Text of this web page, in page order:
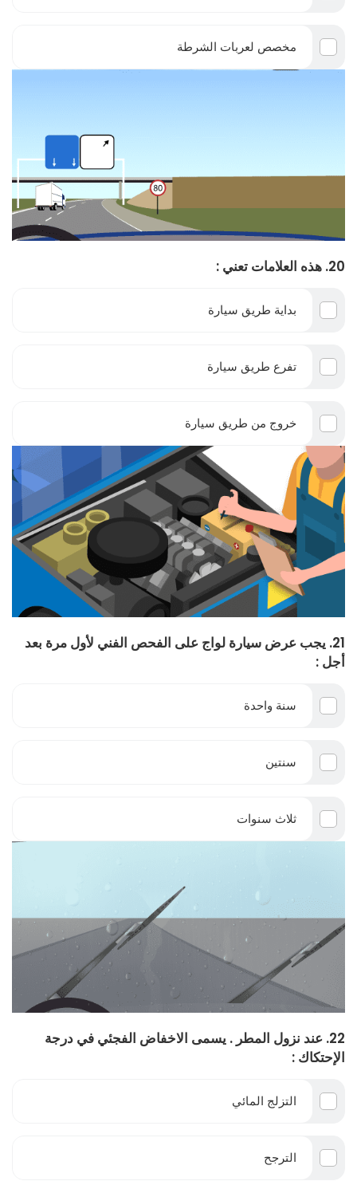
مخصص لعربات الشرطة
20. هذه العلامات تعني :
بداية طريق سيارة
تفرع طريق سيارة
خروج من طريق سيارة
21. يجب عرض سيارة لواج على الفحص الفني لأول مرة بعد
أجل :
سنة واحدة
سنتين
ثلاث سنوات
22. عند نزول المطر . يسمى الاخفاض الفجئي في درجة
الإحتكاك :
التزلج المائي
الترجح